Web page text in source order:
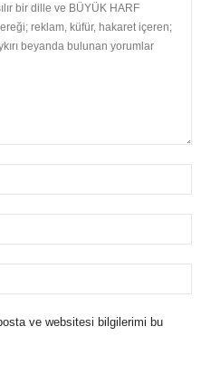
ve websitesi bilgilerimi bu